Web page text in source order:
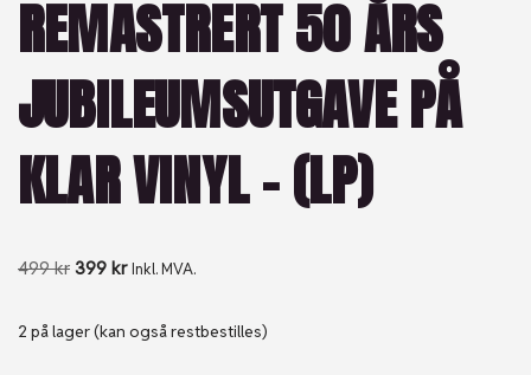
REMASTRERT 50 ÅRS
JUBILEUMSUTGAVE PÅ
KLAR VINYL – (LP)
499kr 399 kr Inkl. MVA.
2 på lager (kan også restbestilles)